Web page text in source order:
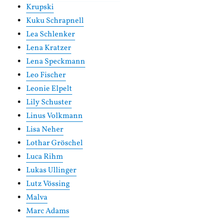
Krupski
Kuku Schrapnell
Lea Schlenker
Lena Kratzer
Lena Speckmann
Leo Fischer
Leonie Elpelt
Lily Schuster
Linus Volkmann
Lisa Neher
Lothar Gröschel
Luca Rihm
Lukas Ullinger
Lutz Vössing
Malva
Marc Adams